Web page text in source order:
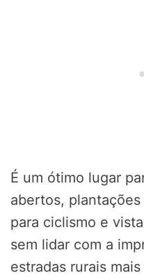
É um ótimo lugar
abertos,
para ciclismo e
sem lidar com a
estradas rurais